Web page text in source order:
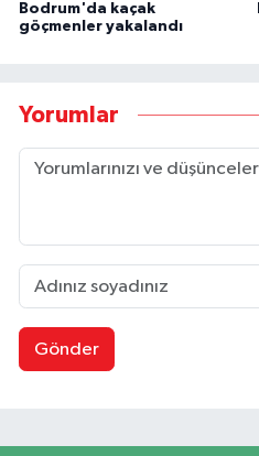
Bodrum'da kaçak
göçmenler yakalandı
Yorumlar
Gönder